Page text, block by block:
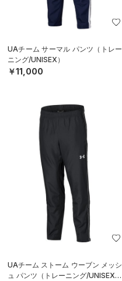
UAチーム サーマル パンツ（トレー
ニング/UNISEX）
￥11,000
UAチーム ストーム ウーブン メッシ
ュ パンツ（トレーニング/UNISEX）